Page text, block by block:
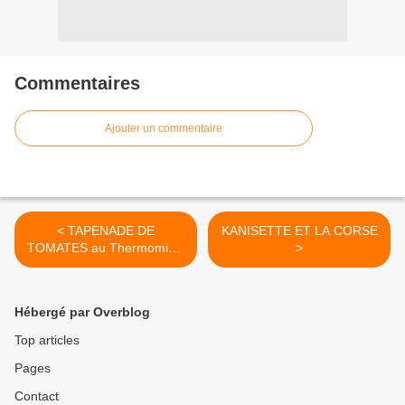
Commentaires
Ajouter un commentaire
< TAPENADE DE
TOMATES au Thermomix 3
💚💙💜
KANISETTE ET LA CORSE
>
Hébergé par Overblog
Top articles
Pages
Contact